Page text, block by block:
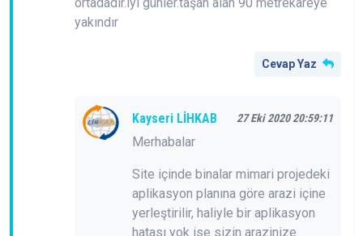
yakındır
Cevap Yaz
Kayseri LİHKAB 27 Eki 2020 20:59:11
Merhabalar
Site içinde binalar mimari projedeki
aplikasyon planına göre arazi içine
yerleştirilir, haliyle bir aplikasyon
hatası yok ise sizin arazinize